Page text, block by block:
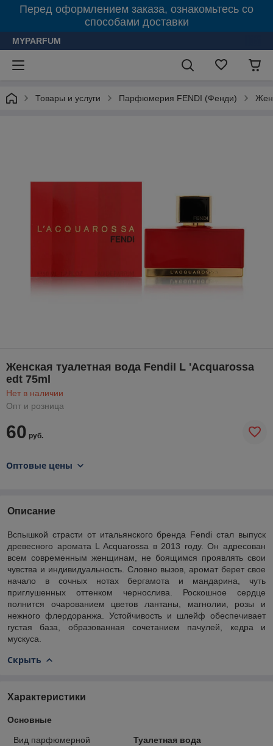
Перед оформлением заказа, ознакомьтесь со
способами доставки
MYPARFUM
Товары и услуги Парфюмерия FENDI (Фенди)
Женская туалетная вода FendiI L 'Acquarossa
edt 75ml
Нет в наличии
Опт и розница
60 руб.
Оптовые цены
Описание
Вспышкой страсти от итальянского бренда Fendi стал выпуск
древесного аромата L Acquarossa в 2013 году. Он адресован
всем современным женщинам, не боящимся проявлять свои
чувства и индивидуальность. Словно вызов, аромат берет свое
начало в сочных нотах бергамота и мандарина, чуть
приглушенных оттенком чернослива. Роскошное сердце
полнится очарованием цветов лантаны, магнолии, розы и
нежного флердоранжа. Устойчивость и шлейф обеспечивает
густая база, образованная сочетанием пачулей, кедра и
мускуса.
Скрыть
Характеристики
Основные
Вид парфюмерной
Туалетная вода